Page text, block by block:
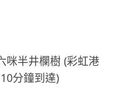
咪半井欄樹 (彩虹港
分鐘到達)